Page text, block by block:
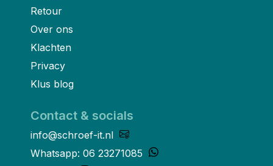
Retour
Over ons
Klachten
Privacy
Klus blog
Contact & socials
info@schroef-it.nl
Whatsapp: 06 23271085